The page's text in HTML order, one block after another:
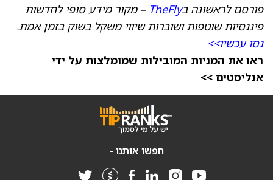
פורסם לראשונה בTheFly – מקור מידע סופי לחדשות
פיננסיות שוטפות ושוברות שיווי משקל בשוק בזמן אמת.
נסו עכשיו>>
ראו את המניות המובילות שמומלצות על ידי
אנליסטים >>
חפשו אותנו -